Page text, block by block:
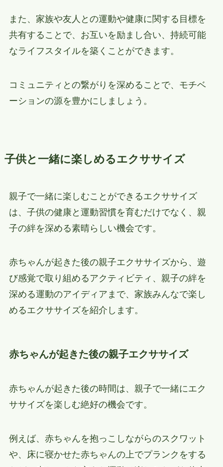
また、家族や友人との運動や健康に関する目標を
共有することで、お互いを励まし合い、持続可能
なライフスタイルを築くことができます。
コミュニティとの繋がりを深めることで、モチベ
ーションの源を豊かにしましょう。
子供と一緒に楽しめるエクササイズ
親子で一緒に楽しむことができるエクササイズ
は、子供の健康と運動習慣を育むだけでなく、親
子の絆を深める素晴らしい機会です。
赤ちゃんが起きた後の親子エクササイズから、遊
び感覚で取り組めるアクティビティ、親子の絆を
深める運動のアイディアまで、家族みんなで楽し
めるエクササイズを紹介します。
赤ちゃんが起きた後の親子エクササイズ
赤ちゃんが起きた後の時間は、親子で一緒にエク
ササイズを楽しむ絶好の機会です。
例えば、赤ちゃんを抱っこしながらのスクワット
や、床に寝かせた赤ちゃんの上でプランクをする